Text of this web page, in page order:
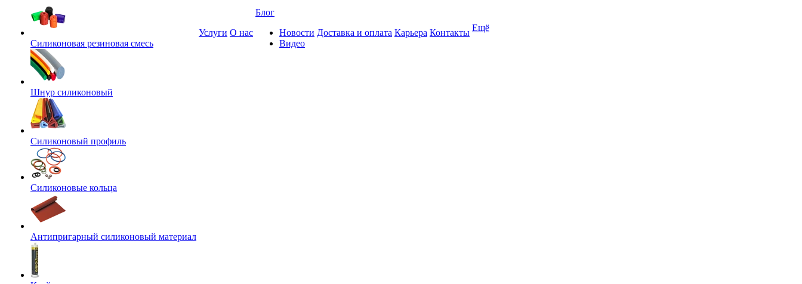
Силиконовая резиновая смесь
Шнур силиконовый
Силиконовый профиль
Силиконовые кольца
Антипригарный силиконовый материал
Услуги О нас
Блог
Новости
Видео
Доставка и оплата Карьера Контакты Ещё